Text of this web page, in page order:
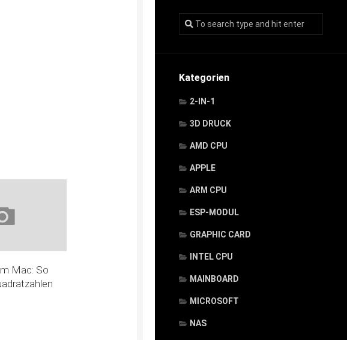
Kategorien
2-IN-1
3D DRUCK
AMD CPU
APPLE
ARM CPU
ESP-MODUL
GRAPHIC CARD
INTEL CPU
MAINBOARD
MICROSOFT
NAS
Mac: So